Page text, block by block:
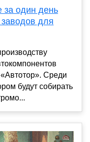
за один день
для
«Автотор». Среди
будут собирать